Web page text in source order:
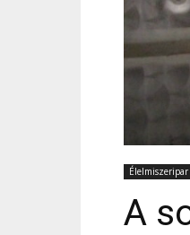
Élelmiszeripar
A